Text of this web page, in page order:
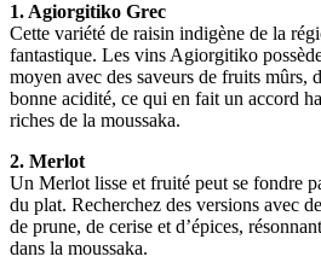
1. Agiorgitiko Grec
Cette variété de raisin indigène de la
fantastique. Les vins Agiorgitiko
moyen avec des saveurs de fruits mûrs,
bonne acidité, ce qui en fait un accord
riches de la moussaka.
2. Merlot
Un Merlot lisse et fruité peut se fondre
du plat. Recherchez des versions avec
de prune, de cerise et d’épices,
dans la moussaka.